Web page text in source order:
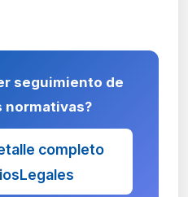
seguimiento de
normativas?
completo